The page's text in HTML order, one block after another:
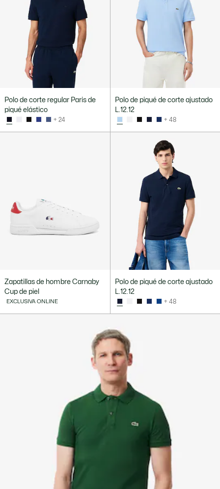
Polo de corte regular Paris de
piqué elástico
+ 24
Polo de piqué de corte ajustado
L.12.12
+ 48
Zapatillas de hombre Carnaby
Cup de piel
EXCLUSIVA ONLINE
Polo de piqué de corte ajustado
L.12.12
+ 48